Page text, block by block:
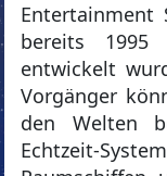
Entertainment
bereits
entwickelt
Vorgänger
den Welten
Echtzeit-